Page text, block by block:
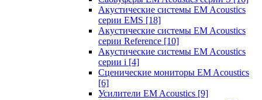
Акустические системы EM Acoustics
серии EMS [18]
Акустические системы EM Acoustics
серии Reference [10]
Акустические системы EM Acoustics
серии i [4]
Сценические мониторы EM Acoustics
[6]
Усилители EM Acoustics [9]